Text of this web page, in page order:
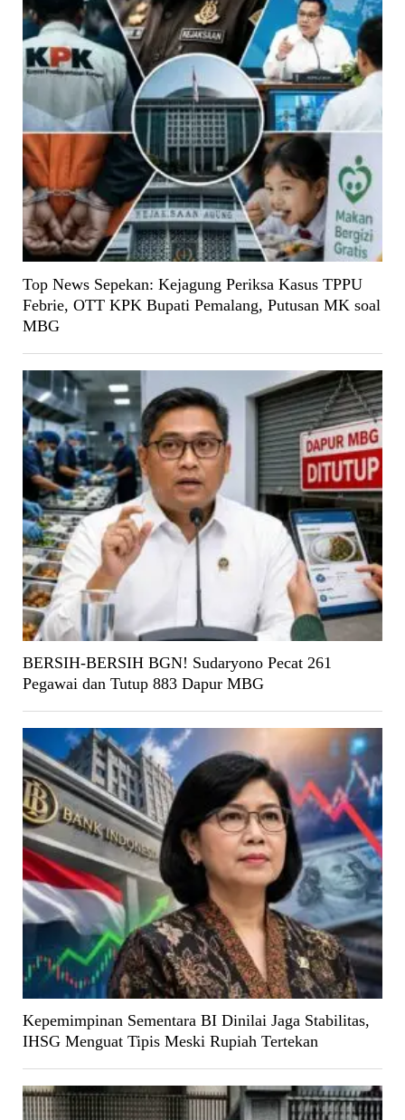
Top News Sepekan: Kejagung Periksa Kasus TPPU
Febrie, OTT KPK Bupati Pemalang, Putusan MK soal
MBG
BERSIH-BERSIH BGN! Sudaryono Pecat 261
Pegawai dan Tutup 883 Dapur MBG
Kepemimpinan Sementara BI Dinilai Jaga Stabilitas,
IHSG Menguat Tipis Meski Rupiah Tertekan